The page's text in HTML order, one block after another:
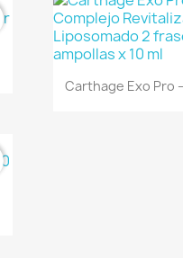
Vista
Carthage Exo Pro